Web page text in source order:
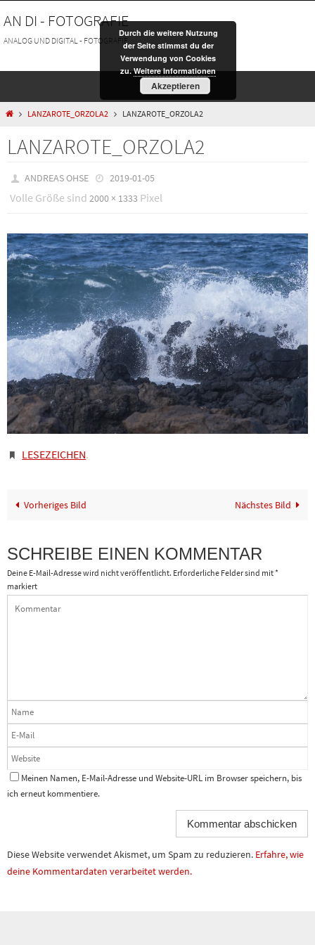
Inhalt
springen
AN DI - FOTOGRAFIE
ANALOG UND DIGITAL - FOTOGRAFIE
HOMELANZAROTE_ORZOLA2 LANZAROTE_ORZOLA2
LANZAROTE_ORZOLA2
ANDREAS OHSE 2019-01-05
Volle Größe sind 2000 × 1333 Pixel
LESEZEICHEN.
Vorheriges Bild Nächstes Bild
SCHREIBE EINEN KOMMENTAR
Deine E-Mail-Adresse wird nicht veröffentlicht. Erforderliche Felder sind mit*
markiert
Meinen Namen, E-Mail-Adresse und Website-URL im Browser speichern, bis
ich erneut kommentiere.
Diese Website verwendet Akismet, um Spam zu reduzieren. Erfahre, wie
deine Kommentardaten verarbeitet werden.
Durch die weitere Nutzung
der Seite stimmst du der
Verwendung von Cookies
zu.Weitere Informationen
Akzeptieren